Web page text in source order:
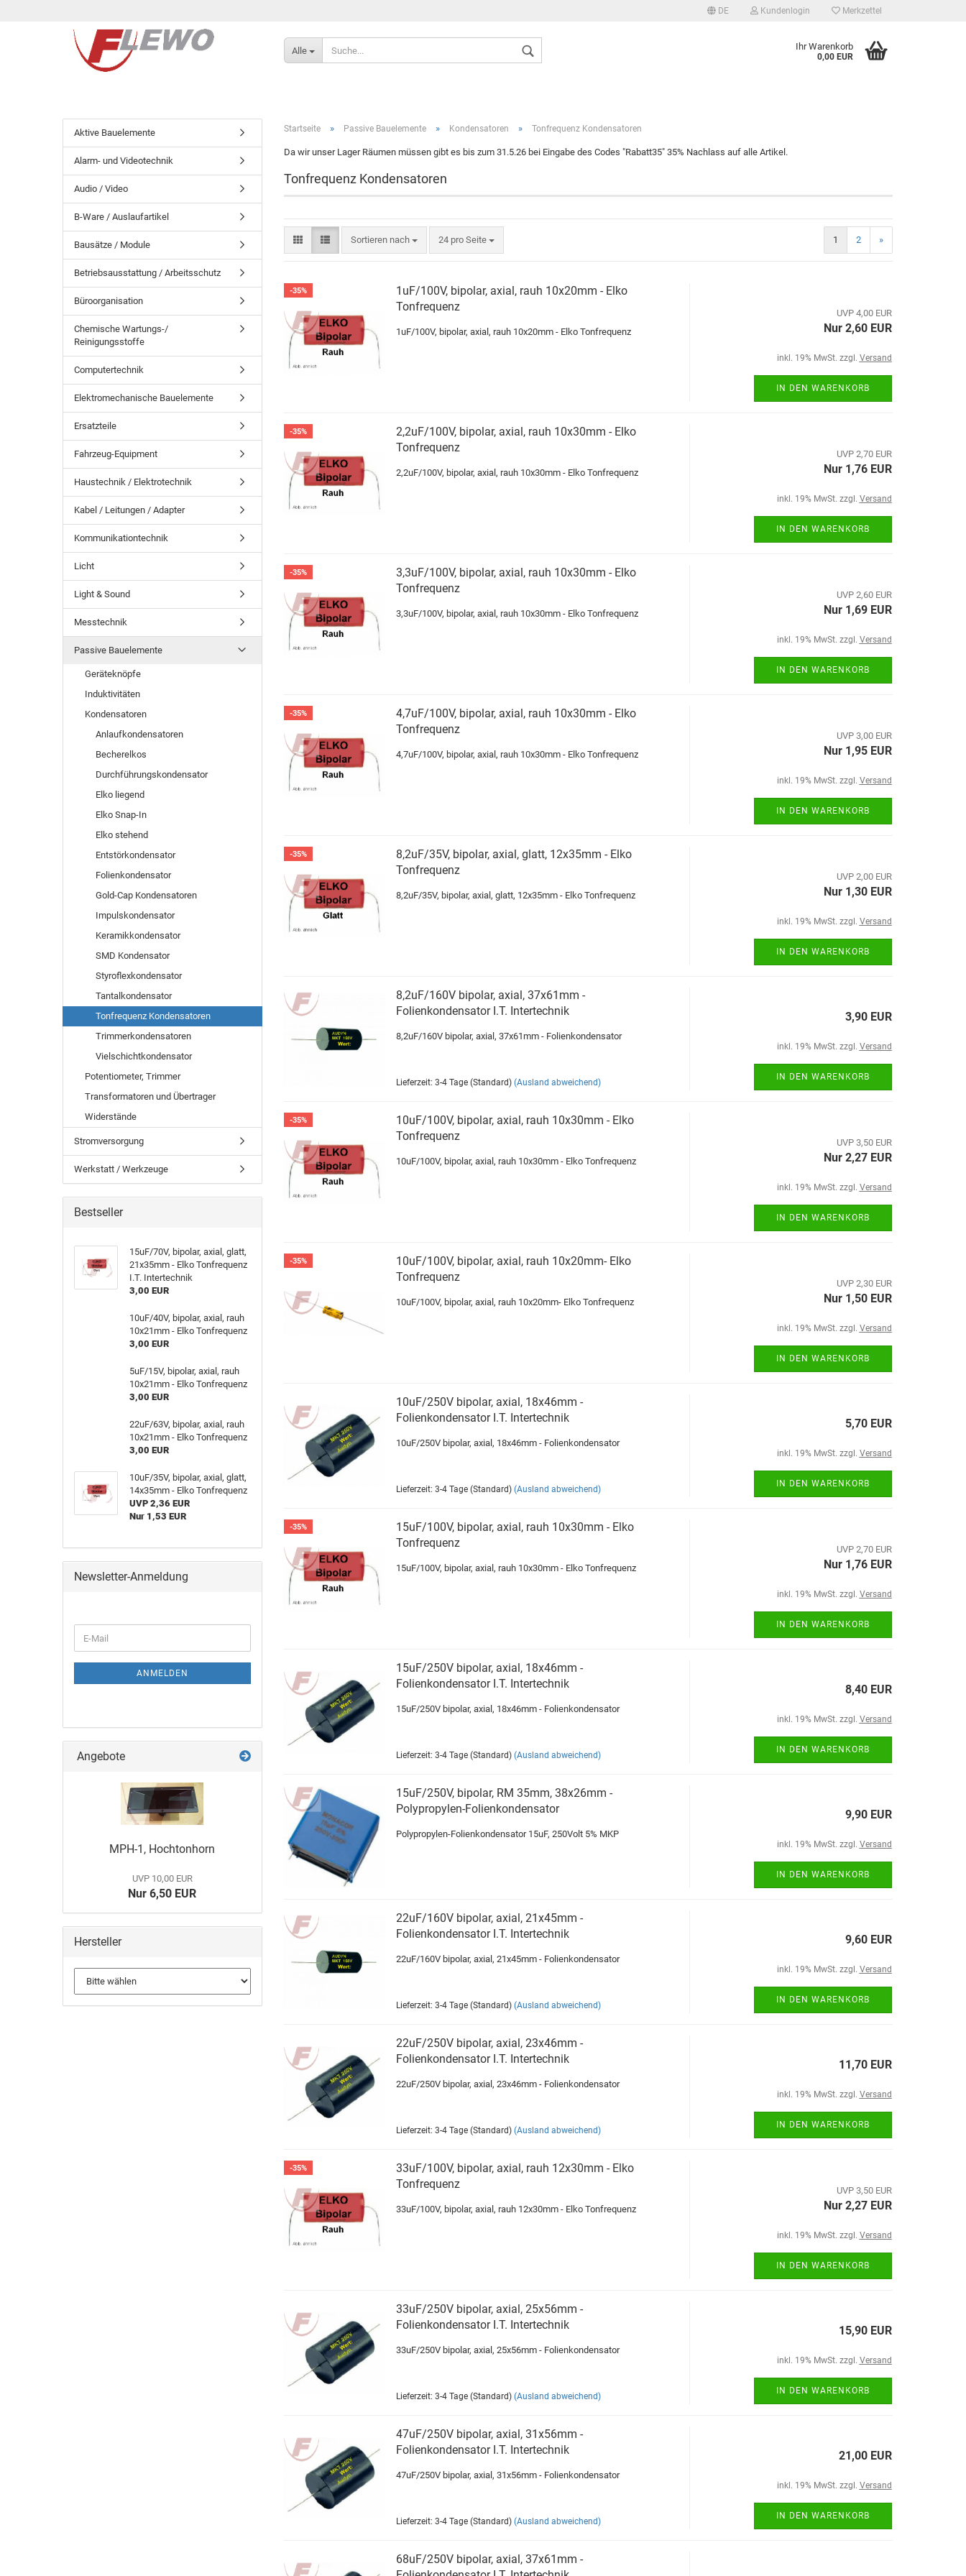
DE Kundenlogin Merkzettel
Alle Ihr Warenkorb
0,00 EUR
Startseite » Passive Bauelemente » Kondensatoren » Tonfrequenz Kondensatoren
Da wir unser Lager Räumen müssen gibt es bis zum 31.5.26 bei Eingabe des Codes "Rabatt35" 35% Nachlass auf alle Artikel.
Tonfrequenz Kondensatoren
Sortieren nach 24 pro Seite 1 2 »
-35%
1uF/100V, bipolar, axial, rauh 10x20mm - Elko
Tonfrequenz
1uF/100V, bipolar, axial, rauh 10x20mm - Elko Tonfrequenz
UVP 4,00 EUR
Nur 2,60 EUR
inkl. 19% MwSt. zzgl. Versand
IN DEN WARENKORB
-35%
2,2uF/100V, bipolar, axial, rauh 10x30mm - Elko
Tonfrequenz
2,2uF/100V, bipolar, axial, rauh 10x30mm - Elko Tonfrequenz
UVP 2,70 EUR
Nur 1,76 EUR
inkl. 19% MwSt. zzgl. Versand
IN DEN WARENKORB
-35%
3,3uF/100V, bipolar, axial, rauh 10x30mm - Elko
Tonfrequenz
3,3uF/100V, bipolar, axial, rauh 10x30mm - Elko Tonfrequenz
UVP 2,60 EUR
Nur 1,69 EUR
inkl. 19% MwSt. zzgl. Versand
IN DEN WARENKORB
-35%
4,7uF/100V, bipolar, axial, rauh 10x30mm - Elko
Tonfrequenz
4,7uF/100V, bipolar, axial, rauh 10x30mm - Elko Tonfrequenz
UVP 3,00 EUR
Nur 1,95 EUR
inkl. 19% MwSt. zzgl. Versand
IN DEN WARENKORB
-35%
8,2uF/35V, bipolar, axial, glatt, 12x35mm - Elko
Tonfrequenz
8,2uF/35V, bipolar, axial, glatt, 12x35mm - Elko Tonfrequenz
UVP 2,00 EUR
Nur 1,30 EUR
inkl. 19% MwSt. zzgl. Versand
IN DEN WARENKORB
8,2uF/160V bipolar, axial, 37x61mm -
Folienkondensator I.T. Intertechnik
8,2uF/160V bipolar, axial, 37x61mm - Folienkondensator
Lieferzeit: 3-4 Tage (Standard) (Ausland abweichend)
3,90 EUR
inkl. 19% MwSt. zzgl. Versand
IN DEN WARENKORB
-35%
10uF/100V, bipolar, axial, rauh 10x30mm - Elko
Tonfrequenz
10uF/100V, bipolar, axial, rauh 10x30mm - Elko Tonfrequenz
UVP 3,50 EUR
Nur 2,27 EUR
inkl. 19% MwSt. zzgl. Versand
IN DEN WARENKORB
-35%
10uF/100V, bipolar, axial, rauh 10x20mm- Elko
Tonfrequenz
10uF/100V, bipolar, axial, rauh 10x20mm- Elko Tonfrequenz
UVP 2,30 EUR
Nur 1,50 EUR
inkl. 19% MwSt. zzgl. Versand
IN DEN WARENKORB
10uF/250V bipolar, axial, 18x46mm -
Folienkondensator I.T. Intertechnik
10uF/250V bipolar, axial, 18x46mm - Folienkondensator
Lieferzeit: 3-4 Tage (Standard) (Ausland abweichend)
5,70 EUR
inkl. 19% MwSt. zzgl. Versand
IN DEN WARENKORB
-35%
15uF/100V, bipolar, axial, rauh 10x30mm - Elko
Tonfrequenz
15uF/100V, bipolar, axial, rauh 10x30mm - Elko Tonfrequenz
UVP 2,70 EUR
Nur 1,76 EUR
inkl. 19% MwSt. zzgl. Versand
IN DEN WARENKORB
15uF/250V bipolar, axial, 18x46mm -
Folienkondensator I.T. Intertechnik
15uF/250V bipolar, axial, 18x46mm - Folienkondensator
Lieferzeit: 3-4 Tage (Standard) (Ausland abweichend)
8,40 EUR
inkl. 19% MwSt. zzgl. Versand
IN DEN WARENKORB
15uF/250V, bipolar, RM 35mm, 38x26mm -
Polypropylen-Folienkondensator
Polypropylen-Folienkondensator 15uF, 250Volt 5% MKP
9,90 EUR
inkl. 19% MwSt. zzgl. Versand
IN DEN WARENKORB
22uF/160V bipolar, axial, 21x45mm -
Folienkondensator I.T. Intertechnik
22uF/160V bipolar, axial, 21x45mm - Folienkondensator
Lieferzeit: 3-4 Tage (Standard) (Ausland abweichend)
9,60 EUR
inkl. 19% MwSt. zzgl. Versand
IN DEN WARENKORB
22uF/250V bipolar, axial, 23x46mm -
Folienkondensator I.T. Intertechnik
22uF/250V bipolar, axial, 23x46mm - Folienkondensator
Lieferzeit: 3-4 Tage (Standard) (Ausland abweichend)
11,70 EUR
inkl. 19% MwSt. zzgl. Versand
IN DEN WARENKORB
-35%
33uF/100V, bipolar, axial, rauh 12x30mm - Elko
Tonfrequenz
33uF/100V, bipolar, axial, rauh 12x30mm - Elko Tonfrequenz
UVP 3,50 EUR
Nur 2,27 EUR
inkl. 19% MwSt. zzgl. Versand
IN DEN WARENKORB
33uF/250V bipolar, axial, 25x56mm -
Folienkondensator I.T. Intertechnik
33uF/250V bipolar, axial, 25x56mm - Folienkondensator
Lieferzeit: 3-4 Tage (Standard) (Ausland abweichend)
15,90 EUR
inkl. 19% MwSt. zzgl. Versand
IN DEN WARENKORB
47uF/250V bipolar, axial, 31x56mm -
Folienkondensator I.T. Intertechnik
47uF/250V bipolar, axial, 31x56mm - Folienkondensator
Lieferzeit: 3-4 Tage (Standard) (Ausland abweichend)
21,00 EUR
inkl. 19% MwSt. zzgl. Versand
IN DEN WARENKORB
68uF/250V bipolar, axial, 37x61mm -
Aktive Bauelemente
Alarm- und Videotechnik
Audio / Video
B-Ware / Auslaufartikel
Bausätze / Module
Betriebsausstattung / Arbeitsschutz
Büroorganisation
Chemische Wartungs-/
Reinigungsstoffe
Computertechnik
Elektromechanische Bauelemente
Ersatzteile
Fahrzeug-Equipment
Haustechnik / Elektrotechnik
Kabel / Leitungen / Adapter
Kommunikationtechnik
Licht
Light & Sound
Messtechnik
Passive Bauelemente
Geräteknöpfe
Induktivitäten
Kondensatoren
Anlaufkondensatoren
Becherelkos
Durchführungskondensator
Elko liegend
Elko Snap-In
Elko stehend
Entstörkondensator
Folienkondensator
Gold-Cap Kondensatoren
Impulskondensator
Keramikkondensator
SMD Kondensator
Styroflexkondensator
Tantalkondensator
Tonfrequenz Kondensatoren
Trimmerkondensatoren
Vielschichtkondensator
Potentiometer, Trimmer
Transformatoren und Übertrager
Widerstände
Stromversorgung
Werkstatt / Werkzeuge
Bestseller
15uF/70V, bipolar, axial, glatt,
21x35mm - Elko Tonfrequenz
I.T. Intertechnik
3,00 EUR
10uF/40V, bipolar, axial, rauh
10x21mm - Elko Tonfrequenz
3,00 EUR
5uF/15V, bipolar, axial, rauh
10x21mm - Elko Tonfrequenz
3,00 EUR
22uF/63V, bipolar, axial, rauh
10x21mm - Elko Tonfrequenz
3,00 EUR
10uF/35V, bipolar, axial, glatt,
14x35mm - Elko Tonfrequenz
UVP 2,36 EUR
Nur 1,53 EUR
Newsletter-Anmeldung
ANMELDEN
Angebote
MPH-1, Hochtonhorn
UVP 10,00 EUR
Nur 6,50 EUR
Hersteller